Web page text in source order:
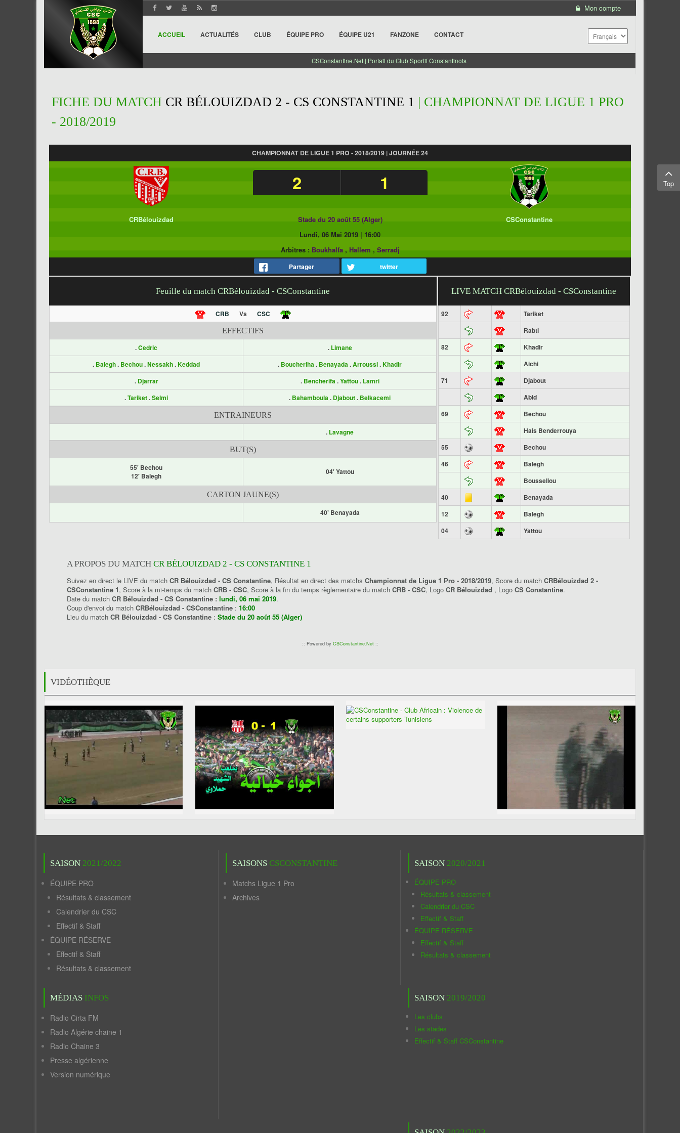
Mon compte
ACCUEIL ACTUALITÉS CLUB ÉQUIPE PRO ÉQUIPE U21 FANZONE CONTACT
CSConstantine.Net | Portail du Club Sportif Constantinois
FICHE DU MATCH CR BÉLOUIZDAD 2 - CS CONSTANTINE 1 | CHAMPIONNAT DE LIGUE 1 PRO
- 2018/2019
CHAMPIONNAT DE LIGUE 1 PRO - 2018/2019 | JOURNÉE 24
2 1
CRBélouizdad Stade du 20 août 55 (Alger)
CSConstantine
Lundi, 06 Mai 2019 | 16:00
Arbitres : Boukhalfa, Hallem , Serradj
Partager twitter
Feuille du match CRBélouizdad - CSConstantine
CRB Vs CSC
EFFECTIFS
.Cedric . Limane
. Balegh. Bechou.Nessakh.Keddad . Boucheriha. Benayada.Arroussi.Khadir
. Djarrar . Bencherifa.Yattou. Lamri
.Tariket.Selmi . Bahamboula. Djabout. Belkacemi
ENTRAINEURS
. Lavagne
BUT(S)
55' Bechou
12' Balegh
04' Yattou
CARTON JAUNE(S)
40' Benayada
LIVE MATCH CRBélouizdad - CSConstantine
92
Tariket
Rabti
82
Khadir
Aichi
71
Djabout
Abid
69
Bechou
Hais Benderrouya
55
Bechou
46
Balegh
Bousseliou
40
Benayada
12
Balegh
04
Yattou
A PROPOS DU MATCH CR BÉLOUIZDAD 2 - CS CONSTANTINE 1
Suivez en direct le LIVE du match CR Bélouizdad - CS Constantine, Résultat en direct des matchs Championnat de Ligue 1 Pro - 2018/2019, Score du match CRBélouizdad 2 -
CSConstantine 1, Score à la mi-temps du match CRB - CSC, Score à la fin du temps règlementaire du match CRB - CSC, Logo CR Bélouizdad , Logo CS Constantine.
Date du match CR Bélouizdad - CS Constantine : lundi, 06 mai 2019.
Coup d'envoi du match CRBélouizdad - CSConstantine : 16:00
Lieu du match CR Bélouizdad - CS Constantine : Stade du 20 août 55 (Alger)
:: Powered by CSConstantine.Net::
VIDÉOTHÈQUE
SAISON 2021/2022
ÉQUIPE PRO
Résultats & classement
Calendrier du CSC
Effectif & Staff
ÉQUIPE RÉSERVE
Effectif & Staff
Résultats & classement
MÉDIAS INFOS
Radio Cirta FM
Radio Algérie chaine 1
Radio Chaine 3
Presse algérienne
Version numérique
SAISONS CSCONSTANTINE
Matchs Ligue 1 Pro
Archives
SAISON 2020/2021
ÉQUIPE PRO
Résultats & classement
Calendrier du CSC
Effectif & Staff
ÉQUIPE RÉSERVE
Effectif & Staff
Résultats & classement
SAISON 2019/2020
Les clubs
Les stades
Effectif & Staff CSConstantine
Top